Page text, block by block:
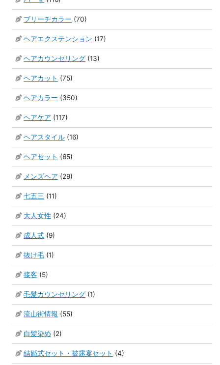
ブリーチカラー (70)
ヘアエクステンション (17)
ヘアカウンセリング (13)
ヘアカット (75)
ヘアカラー (350)
ヘアケア (117)
ヘアスタイル (16)
ヘアセット (65)
メンズヘア (29)
七五三 (11)
大人女性 (24)
成人式 (9)
抜け毛 (1)
接客 (5)
毛髪カウンセリング (1)
流山街情報 (55)
白髪染め (2)
結婚式セット・披露宴セット (4)